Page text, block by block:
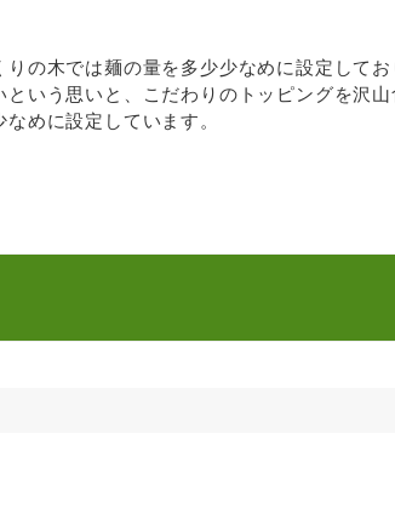
りの木では麺の量を多少少なめに設定して
という思いと、こだわりのトッピングを沢
なめに設定しています。